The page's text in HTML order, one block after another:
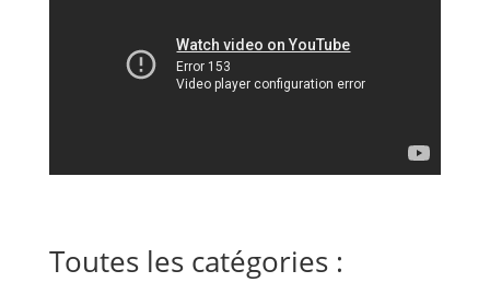
Toutes les catégories :